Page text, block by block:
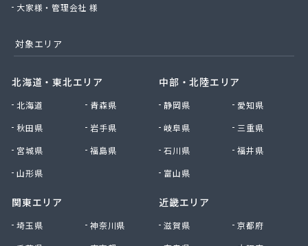
石崎平八郎商店
赤羽根プロパンガス
赤羽燃料店
川津商店
川俣商販株式会社
早見商店
足利ガス事業組合配送センター
足利団地ガス株式会社
大塚プロパン
大田原エルピーガス保安センター協同組合
大家様・管理会社 様
対象エリア
北海道・東北エリア
北海道
青森県
秋田県
岩手県
宮城県
福島県
山形県
関東エリア
埼玉県
神奈川県
中部・北陸エリア
静岡県
愛知県
岐阜県
三重県
石川県
福井県
富山県
近畿エリア
滋賀県
京都府